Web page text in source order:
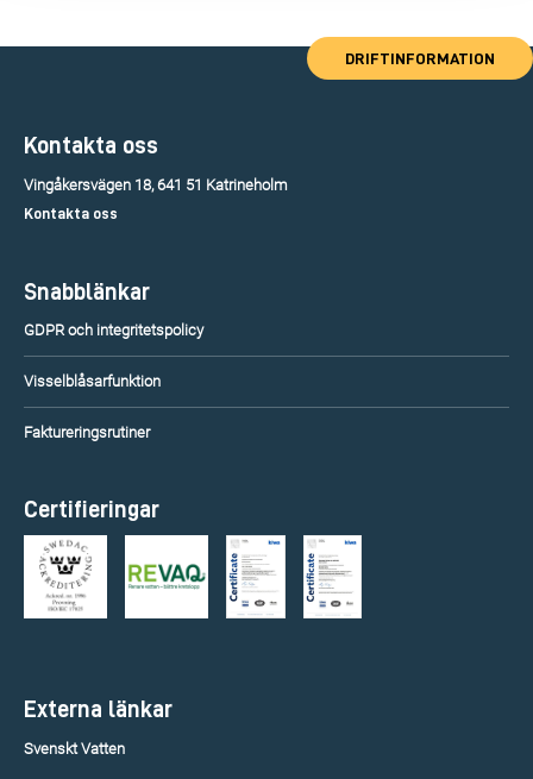
DRIFTINFORMATION
Kontakta oss
Vingåkersvägen 18, 641 51 Katrineholm
Kontakta oss
Snabblänkar
GDPR och integritetspolicy
Visselblåsarfunktion
Faktureringsrutiner
Certifieringar
Externa länkar
Svenskt Vatten